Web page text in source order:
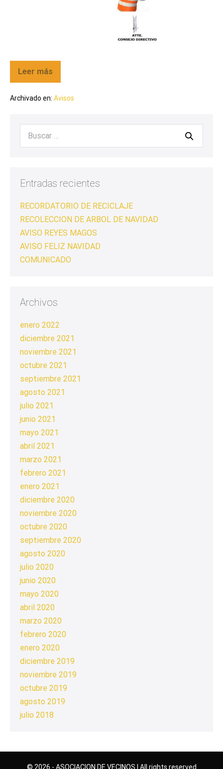
Leer más
Archivado en: Avisos
Entradas recientes
RECORDATORIO DE RECICLAJE
RECOLECCION DE ARBOL DE NAVIDAD
AVISO REYES MAGOS
AVISO FELIZ NAVIDAD
COMUNICADO
Archivos
enero 2022
diciembre 2021
noviembre 2021
octubre 2021
septiembre 2021
agosto 2021
julio 2021
junio 2021
mayo 2021
abril 2021
marzo 2021
febrero 2021
enero 2021
diciembre 2020
noviembre 2020
octubre 2020
septiembre 2020
agosto 2020
julio 2020
junio 2020
mayo 2020
abril 2020
marzo 2020
febrero 2020
enero 2020
diciembre 2019
noviembre 2019
octubre 2019
agosto 2019
julio 2018
© 2026 - ASOCIACION DE VECINOS | All rights reserved